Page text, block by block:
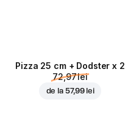
Pizza 25 cm + Dodster x 2
72,97 lei
de la 57,99 lei